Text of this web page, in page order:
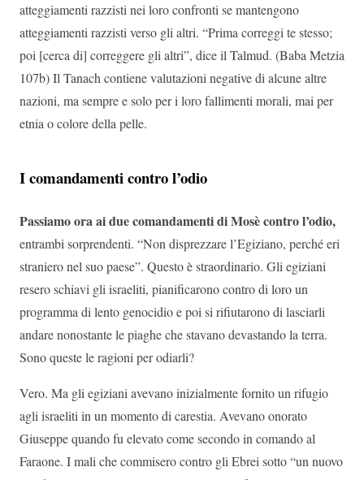
atteggiamenti razzisti nei loro confronti se mantengono
atteggiamenti razzisti verso gli altri. “Prima correggi te stesso;
poi [cerca di] correggere gli altri”, dice il Talmud. (Baba Metzia
107b) Il Tanach contiene valutazioni negative di alcune altre
nazioni, ma sempre e solo per i loro fallimenti morali, mai per
etnia o colore della pelle.
I comandamenti contro l’odio
Passiamo ora ai due comandamenti di Mosè contro l’odio,
entrambi sorprendenti. “Non disprezzare l’Egiziano, perché eri
straniero nel suo paese”. Questo è straordinario. Gli egiziani
resero schiavi gli israeliti, pianificarono contro di loro un
programma di lento genocidio e poi si rifiutarono di lasciarli
andare nonostante le piaghe che stavano devastando la terra.
Sono queste le ragioni per odiarli?
Vero. Ma gli egiziani avevano inizialmente fornito un rifugio
agli israeliti in un momento di carestia. Avevano onorato
Giuseppe quando fu elevato come secondo in comando al
Faraone. I mali che commisero contro gli Ebrei sotto “un nuovo